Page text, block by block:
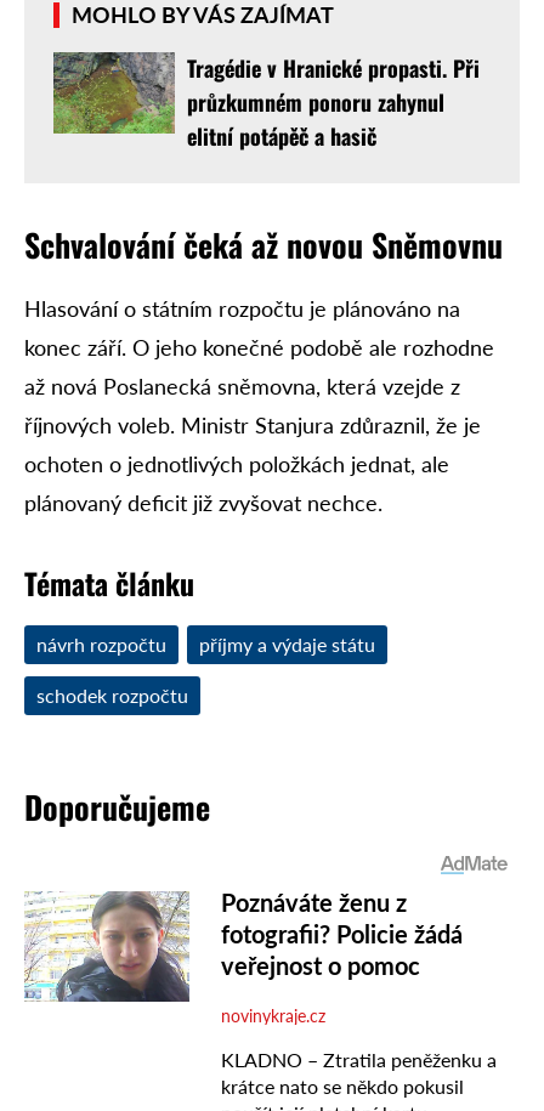
MOHLO BY VÁS ZAJÍMAT
Tragédie v Hranické propasti. Při
průzkumném ponoru zahynul
elitní potápěč a hasič
Schvalování čeká až novou Sněmovnu
Hlasování o státním rozpočtu je plánováno na
konec září. O jeho konečné podobě ale rozhodne
až nová Poslanecká sněmovna, která vzejde z
říjnových voleb. Ministr Stanjura zdůraznil, že je
ochoten o jednotlivých položkách jednat, ale
plánovaný deficit již zvyšovat nechce.
Témata článku
návrh rozpočtu příjmy a výdaje státu
schodek rozpočtu
Doporučujeme